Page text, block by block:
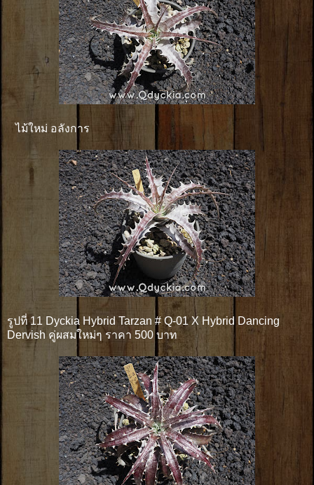
ไม้ใหม่ อลังการ
รูปที่ 11 Dyckia Hybrid Tarzan # Q-01 X Hybrid Dancing
Dervish คู่ผสมใหม่ๆ ราคา 500 บาท